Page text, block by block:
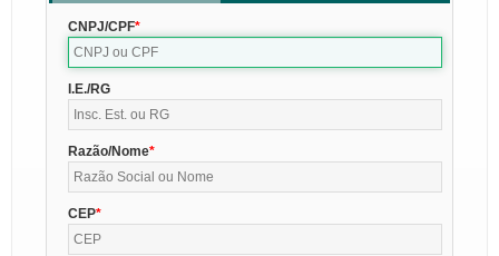
CNPJ/CPF
I.E./RG
Razão/Nome
CEP